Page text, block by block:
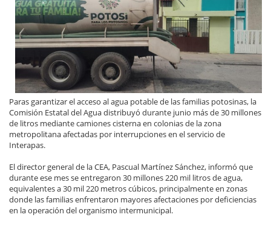
Paras garantizar el acceso al agua potable de las familias potosinas, la
Comisión Estatal del Agua distribuyó durante junio más de 30 millones
de litros mediante camiones cisterna en colonias de la zona
metropolitana afectadas por interrupciones en el servicio de
Interapas.
El director general de la CEA, Pascual Martínez Sánchez, informó que
durante ese mes se entregaron 30 millones 220 mil litros de agua,
equivalentes a 30 mil 220 metros cúbicos, principalmente en zonas
donde las familias enfrentaron mayores afectaciones por deficiencias
en la operación del organismo intermunicipal.